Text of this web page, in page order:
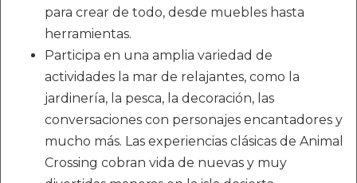
para crear de todo, desde muebles hasta
herramientas.
Participa en una amplia variedad de
actividades la mar de relajantes, como la
jardinería, la pesca, la decoración, las
conversaciones con personajes encantadores y
mucho más. Las experiencias clásicas de Animal
Crossing cobran vida de nuevas y muy